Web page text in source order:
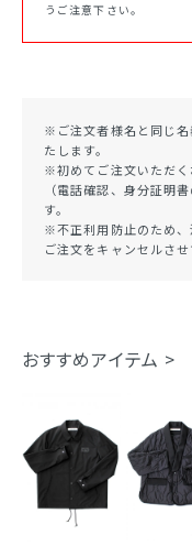
うご注意下さい。
※ご注文者様名と同じ名
たします。
※初めてご注文いただ
（電話確認、身分証明
す。
※不正利用防止のため、
ご注文をキャンセルさ
おすすめアイテム >